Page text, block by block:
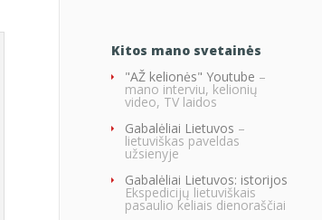
Kitos mano svetainės
"AŽ kelionės" Youtube –
mano interviu, kelionių
video, TV laidos
Gabalėliai Lietuvos –
lietuviškas paveldas
užsienyje
Gabalėliai Lietuvos: istorijos
Ekspedicijų lietuviškais
pasaulio keliais dienoraščiai